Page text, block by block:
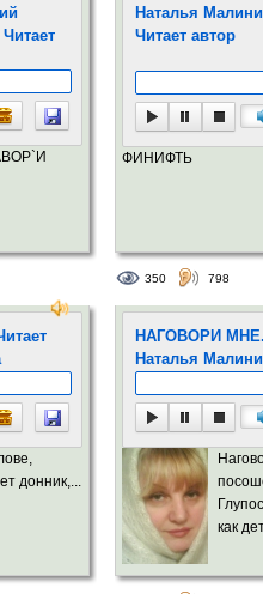
Наталья
Читает автор
ФИНИФТЬ
350 798
донник,...
НАГОВОРИ МНЕ.
Наталья
как